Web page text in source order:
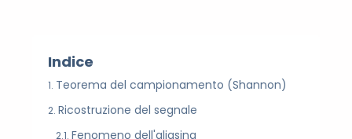
Indice
Teorema del campionamento (Shannon)
Ricostruzione del segnale
Fenomeno dell'aliasing